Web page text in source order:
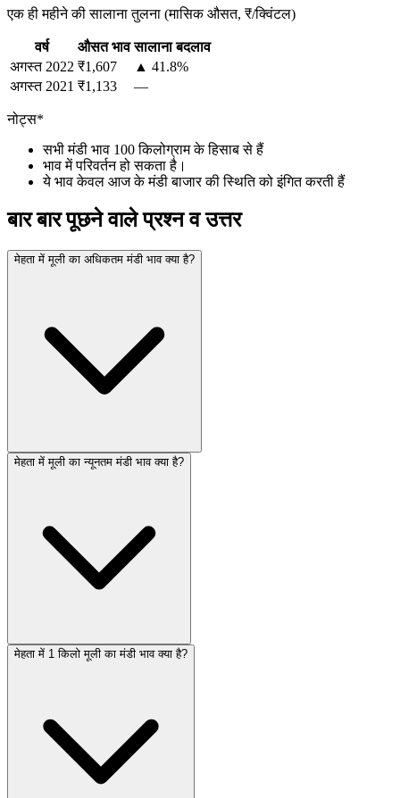
एक ही महीने की सालाना तुलना (मासिक औसत, ₹/क्विंटल)
वर्ष औसत भाव सालाना बदलाव
अगस्त 2022 ₹1,607
▲ 41.8%
अगस्त 2021 ₹1,133 —
नोट्स*
सभी मंडी भाव 100 किलोग्राम के हिसाब से हैं
भाव में परिवर्तन हो सकता है।
ये भाव केवल आज के मंडी बाजार की स्थिति को इंगित करती हैं
बार बार पूछने वाले प्रश्न व उत्तर
मेहता में मूली का अधिकतम मंडी भाव क्या है?
मेहता में मूली का न्यूनतम मंडी भाव क्या है?
मेहता में 1 किलो मूली का मंडी भाव क्या है?